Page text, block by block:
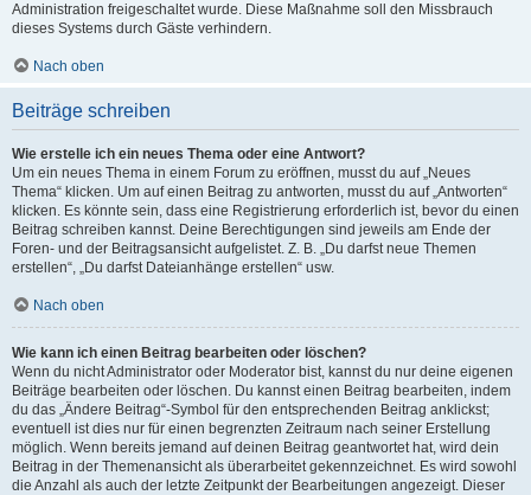
Administration freigeschaltet wurde. Diese Maßnahme soll den Missbrauch
dieses Systems durch Gäste verhindern.
Nach oben
Beiträge schreiben
Wie erstelle ich ein neues Thema oder eine Antwort?
Um ein neues Thema in einem Forum zu eröffnen, musst du auf „Neues
Thema“ klicken. Um auf einen Beitrag zu antworten, musst du auf „Antworten“
klicken. Es könnte sein, dass eine Registrierung erforderlich ist, bevor du einen
Beitrag schreiben kannst. Deine Berechtigungen sind jeweils am Ende der
Foren- und der Beitragsansicht aufgelistet. Z. B. „Du darfst neue Themen
erstellen“, „Du darfst Dateianhänge erstellen“ usw.
Nach oben
Wie kann ich einen Beitrag bearbeiten oder löschen?
Wenn du nicht Administrator oder Moderator bist, kannst du nur deine eigenen
Beiträge bearbeiten oder löschen. Du kannst einen Beitrag bearbeiten, indem
du das „Ändere Beitrag“-Symbol für den entsprechenden Beitrag anklickst;
eventuell ist dies nur für einen begrenzten Zeitraum nach seiner Erstellung
möglich. Wenn bereits jemand auf deinen Beitrag geantwortet hat, wird dein
Beitrag in der Themenansicht als überarbeitet gekennzeichnet. Es wird sowohl
die Anzahl als auch der letzte Zeitpunkt der Bearbeitungen angezeigt. Dieser